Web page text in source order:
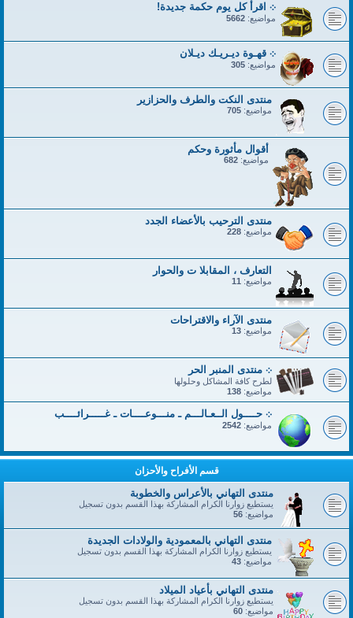
܀ اقرأ كل يوم حكمة جديدة!
مواضيع: 5662
܀ قهـوة ديـريـك ديـلان
مواضيع: 305
منتدى النكت والطرف والحزازير
مواضيع: 705
أقوال مأثورة وحكم
مواضيع: 682
منتدى الترحيب بالأعضاء الجدد
مواضيع: 228
التعارف ، المقابلا ت والحوار
مواضيع: 11
منتدى الآراء والاقتراحات
مواضيع: 13
܀ منتدى المنبر الحر
لطرح كافة المشاكل وحلولها
مواضيع: 138
܀ حــــول الــعـالـــم ـ منـــوعــــات ـ غـــــرائــــب
مواضيع: 2542
قسم الأفراح والأحزان
منتدى التهاني بالأعراس والخطوبة
يستطيع زوارنا الكرام المشاركة بهذا القسم بدون تسجيل
مواضيع: 56
منتدى التهاني بالمعمودية والولادات الجديدة
يستطيع زوارنا الكرام المشاركة بهذا القسم بدون تسجيل
مواضيع: 43
منتدى التهاني بأعياد الميلاد
يستطيع زوارنا الكرام المشاركة بهذا القسم بدون تسجيل
مواضيع: 60